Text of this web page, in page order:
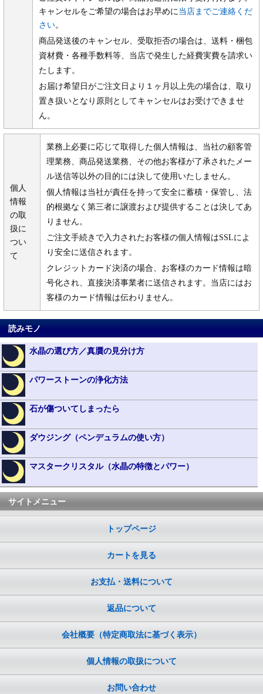
キャンセルをご希望の場合はお早めに当店までご連絡くだ
さい。
商品発送後のキャンセル、受取拒否の場合は、送料・梱包
資材費・各種手数料等、当店で発生した経費実費を請求い
たします。
お届け希望日がご注文日より１ヶ月以上先の場合は、取り
置き扱いとなり原則としてキャンセルはお受けできませ
ん。
個人
情報
の取
扱に
つい
て
業務上必要に応じて取得した個人情報は、当社の顧客管
理業務、商品発送業務、その他お客様が了承されたメー
ル送信等以外の目的には決して使用いたしません。
個人情報は当社が責任を持って安全に蓄積・保管し、法
的根拠なく第三者に譲渡および提供することは決してあ
りません。
ご注文手続きで入力されたお客様の個人情報はSSLによ
り安全に送信されます。
クレジットカード決済の場合、お客様のカード情報は暗
号化され、直接決済事業者に送信されます。当店にはお
客様のカード情報は伝わりません。
読みモノ
水晶の選び方／真贋の見分け方
パワーストーンの浄化方法
石が傷ついてしまったら
ダウジング（ペンデュラムの使い方）
マスタークリスタル（水晶の特徴とパワー）
サイトメニュー
トップページ
カートを見る
お支払・送料について
返品について
会社概要（特定商取法に基づく表示）
個人情報の取扱について
お問い合わせ